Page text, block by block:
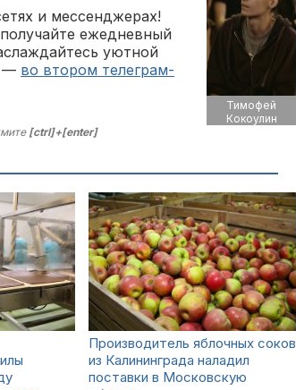
Тимофей
Кокоулин
и мессенджерах!
ежедневный
уютной
— во втором телеграм-
[ctrl]+[enter]
Производитель яблочных соков
из Калининграда наладил
поставки в Московскую